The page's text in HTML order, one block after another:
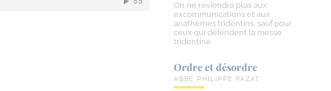
On ne reviendra plus aux
excommunications et aux
anathèmes tridentins, sauf pour
ceux qui défendent la messe
tridentine.
Ordre et désordre
ABBÉ PHILIPPE PAZAT